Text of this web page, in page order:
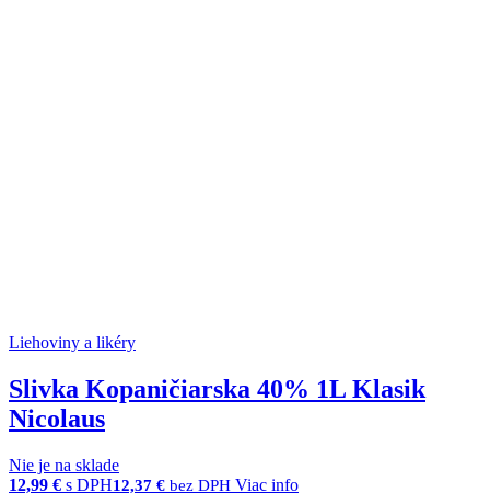
Liehoviny a likéry
Slivka Kopaničiarska 40% 1L Klasik
Nicolaus
Nie je na sklade
12,99 € s DPH12,37 € bez DPH Viac info